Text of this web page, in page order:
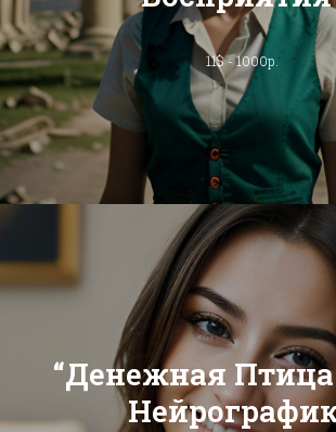
11$ - 1000р.
“Денежная Птица